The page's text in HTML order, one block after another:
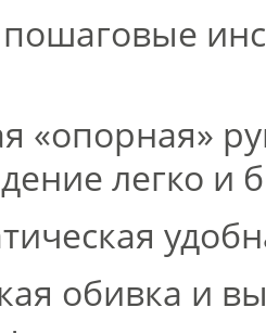
«опорная»
легко и
обивка и